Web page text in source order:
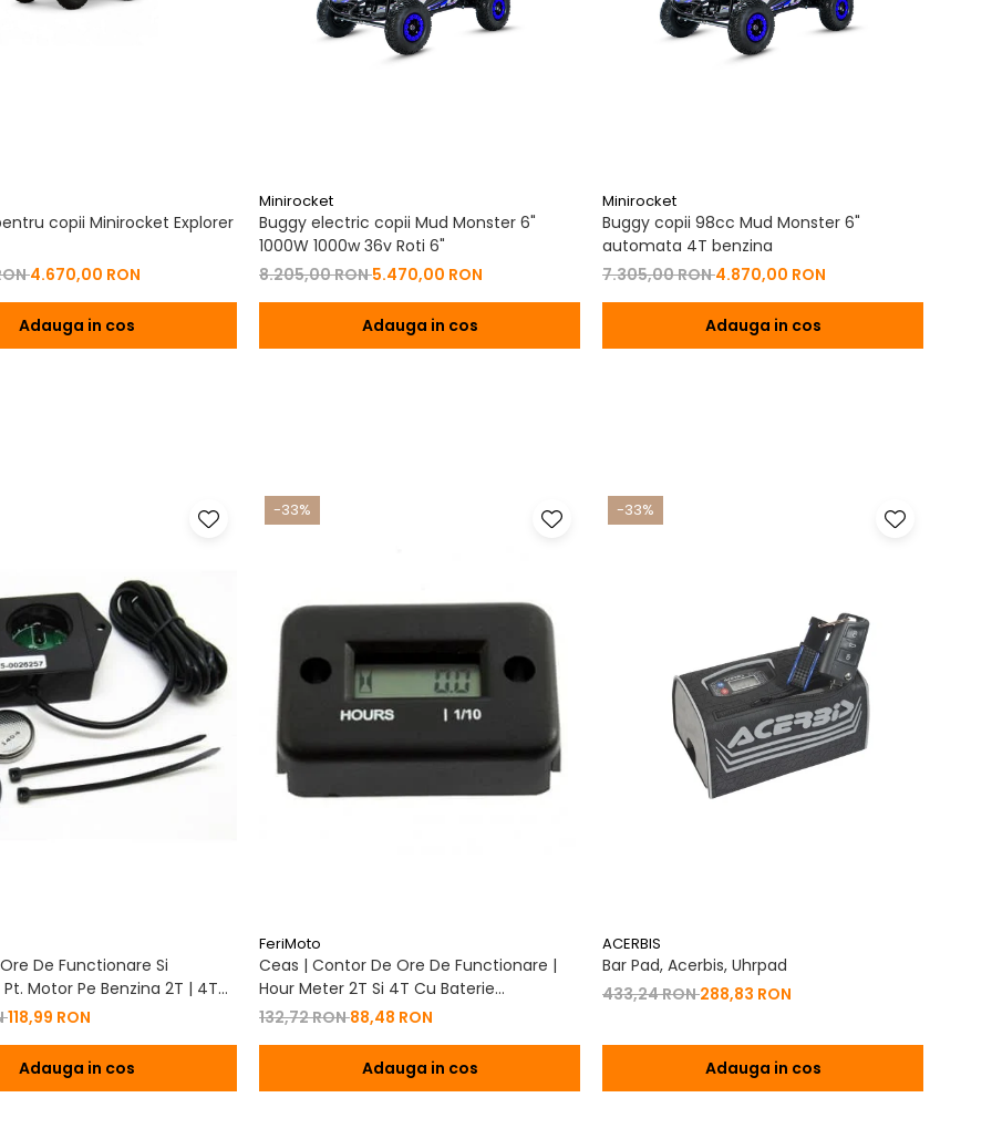
pot varia față de valorile listate în funcție de configurarea și calibrarea ATV-ului. Furnizat demontat (asamblare ușoară).
cost.
copii Minirocket Explorer
4.670,00 RON
Adauga in cos
Minirocket
Buggy electric copii Mud Monster 6"
1000W 1000w 36v Roti 6"
8.205,00 RON5.470,00 RON
Adauga in cos
Minirocket
Buggy copii 98cc Mud Monster 6"
automata 4T benzina
7.305,00 RON4.870,00 RON
Adauga in cos
De Functionare Si
Motor Pe Benzina 2T | 4T
Baterie
118,99 RON
Adauga in cos
-33%
FeriMoto
Ceas | Contor De Ore De Functionare |
Hour Meter 2T Si 4T Cu Baterie
Schimbabila Pt. Motor Pe Benzina 2T | 4T
132,72 RON88,48 RON
Adauga in cos
-33%
ACERBIS
Bar Pad, Acerbis, Uhrpad
433,24 RON288,83 RON
Adauga in cos